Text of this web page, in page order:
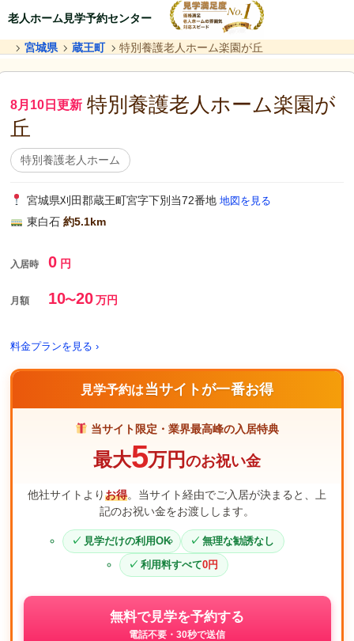
老人ホーム見学予約センター
宮城県 蔵王町 特別養護老人ホーム楽園が丘
8月10日更新 特別養護老人ホーム楽園が
丘
特別養護老人ホーム
宮城県刈田郡蔵王町宮字下別当72番地 地図を見る
東白石 約5.1km
入居時 0円
月額 10〜20万円
料金プランを見る ›
見学予約は当サイトが一番お得
当サイト限定・業界最高峰の入居特典
最大5万円のお祝い金
他社サイトよりお得。当サイト経由でご入居が決まると、上
記のお祝い金をお渡しします。
見学だけの利用OK
無理な勧誘なし
利用料すべて0円
無料で見学を予約する
電話不要・30秒で送信